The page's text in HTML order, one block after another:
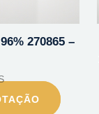
270865 –